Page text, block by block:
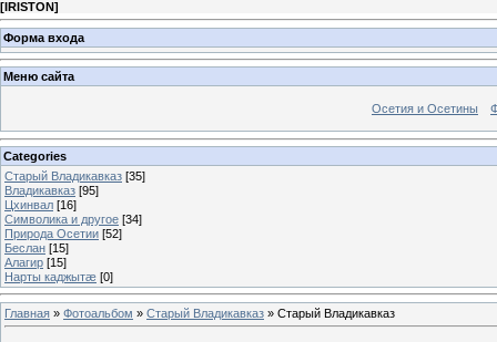
[IRISTON]
Форма входа
Меню сайта
Осетия и Осетины
Categories
Старый Владикавказ [35]
Владикавказ [95]
Цхинвал [16]
Символика и другое [34]
Природа Осетии [52]
Беслан [15]
Алагир [15]
Нарты каджытæ [0]
Главная » Фотоальбом » Старый Владикавказ » Старый Владикавказ